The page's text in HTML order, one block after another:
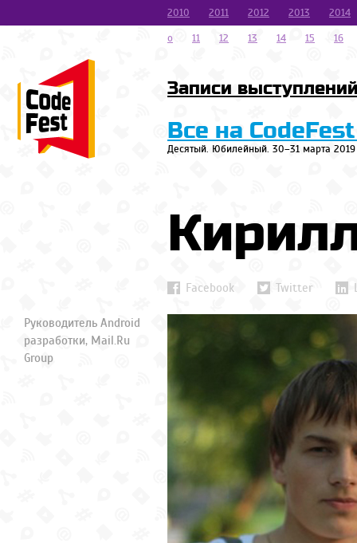
2010 2011 2012 2013
2014
o
11 12 13 14 15 16
Записи
Все на
Десятый. Юбилейный. 30–31 марта 2019
Facebook Twitter
Руководитель Android
разработки, Mail.Ru
Group